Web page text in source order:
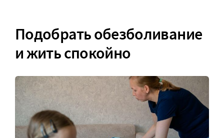
Подобрать обезболивание
и жить спокойно